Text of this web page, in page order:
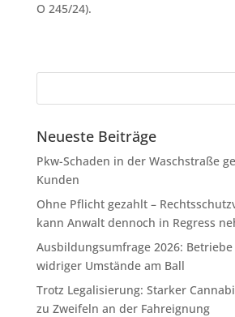
O 245/24).
Neueste Beiträge
Pkw-Schaden in der Waschstraße
Kunden
Ohne Pflicht gezahlt –
kann Anwalt dennoch in Regress
Ausbildungsumfrage 2026:
widriger Umstände am Ball
Trotz Legalisierung: Starker
zu Zweifeln an der Fahreignung